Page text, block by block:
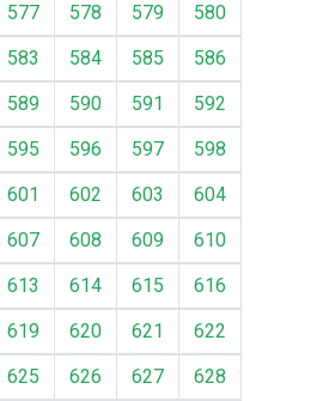
577 578 579
580
583 584 585
586
589 590 591
592
595 596 597
598
601 602 603
604
607 608 609
610
613 614 615
616
619 620 621
622
625 626 627
628